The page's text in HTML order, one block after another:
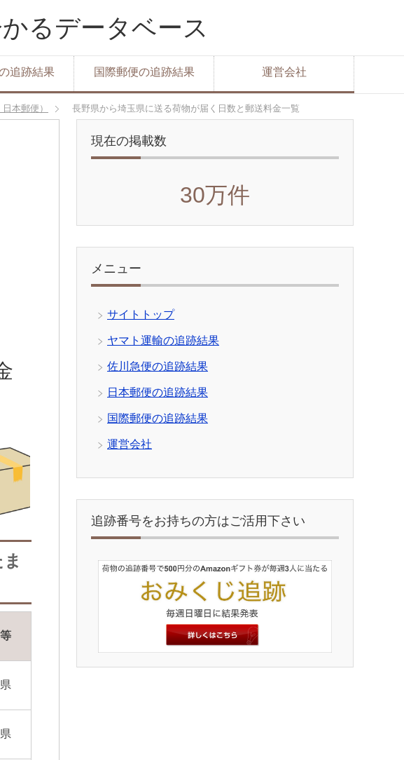
るデータベース
追跡結果 国際郵便の追跡結果 運営会社
本郵便） 長野県から埼玉県に送る荷物が届く日数と郵送料金一覧
現在の掲載数
30万件
メニュー
サイトトップ
ヤマト運輸の追跡結果
佐川急便の追跡結果
日本郵便の追跡結果
国際郵便の追跡結果
運営会社
追跡番号をお持ちの方はご活用下さい